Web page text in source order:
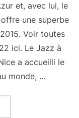
et, avec lui, le
une superbe
Voir toutes
ici. Le Jazz à
a accueilli le
monde, …
NICE JAZZ FESTIVAL